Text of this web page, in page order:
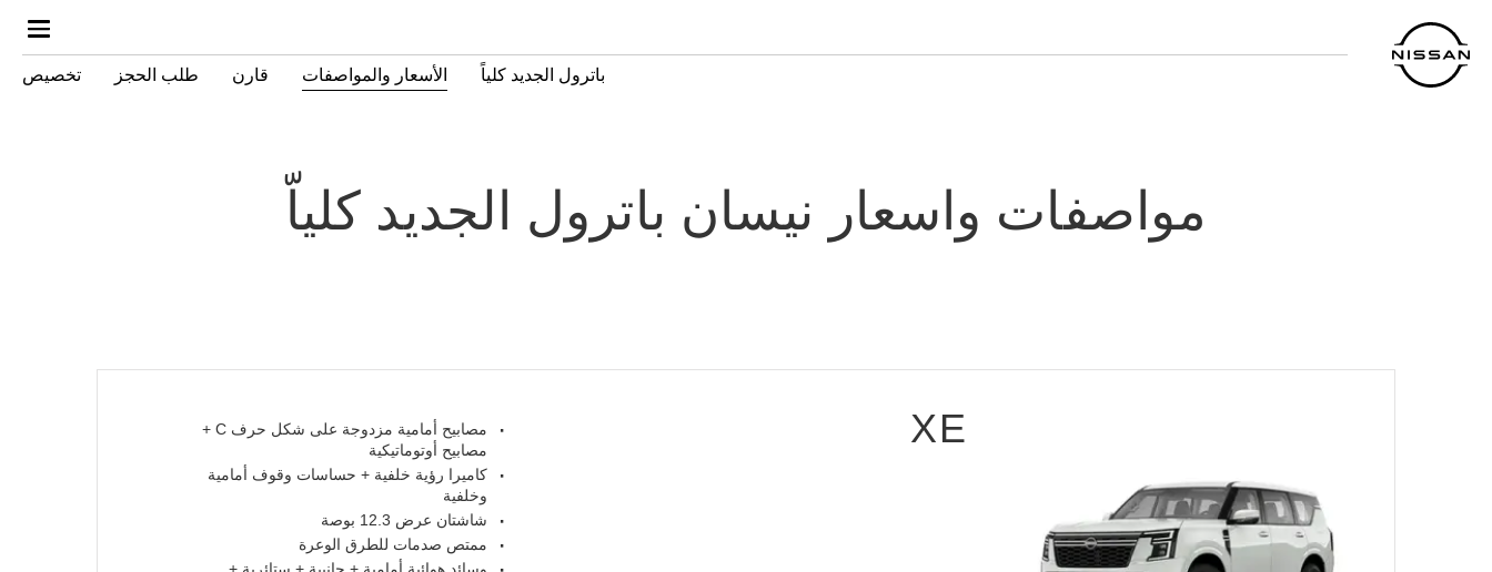
المحتوى
الرئيسي
باترول الجديد كلياً الأسعار والمواصفات قارن طلب الحجز تخصيص
مواصفات واسعار نيسان باترول الجديد كلياّ
XE
مصابيح أمامية مزدوجة على شكل حرف C +
مصابيح أوتوماتيكية
كاميرا رؤية خلفية + حساسات وقوف أمامية
وخلفية
شاشتان عرض 12.3 بوصة
ممتص صدمات للطرق الوعرة
وسائد هوائية أمامية + جانبية + ستائرية +